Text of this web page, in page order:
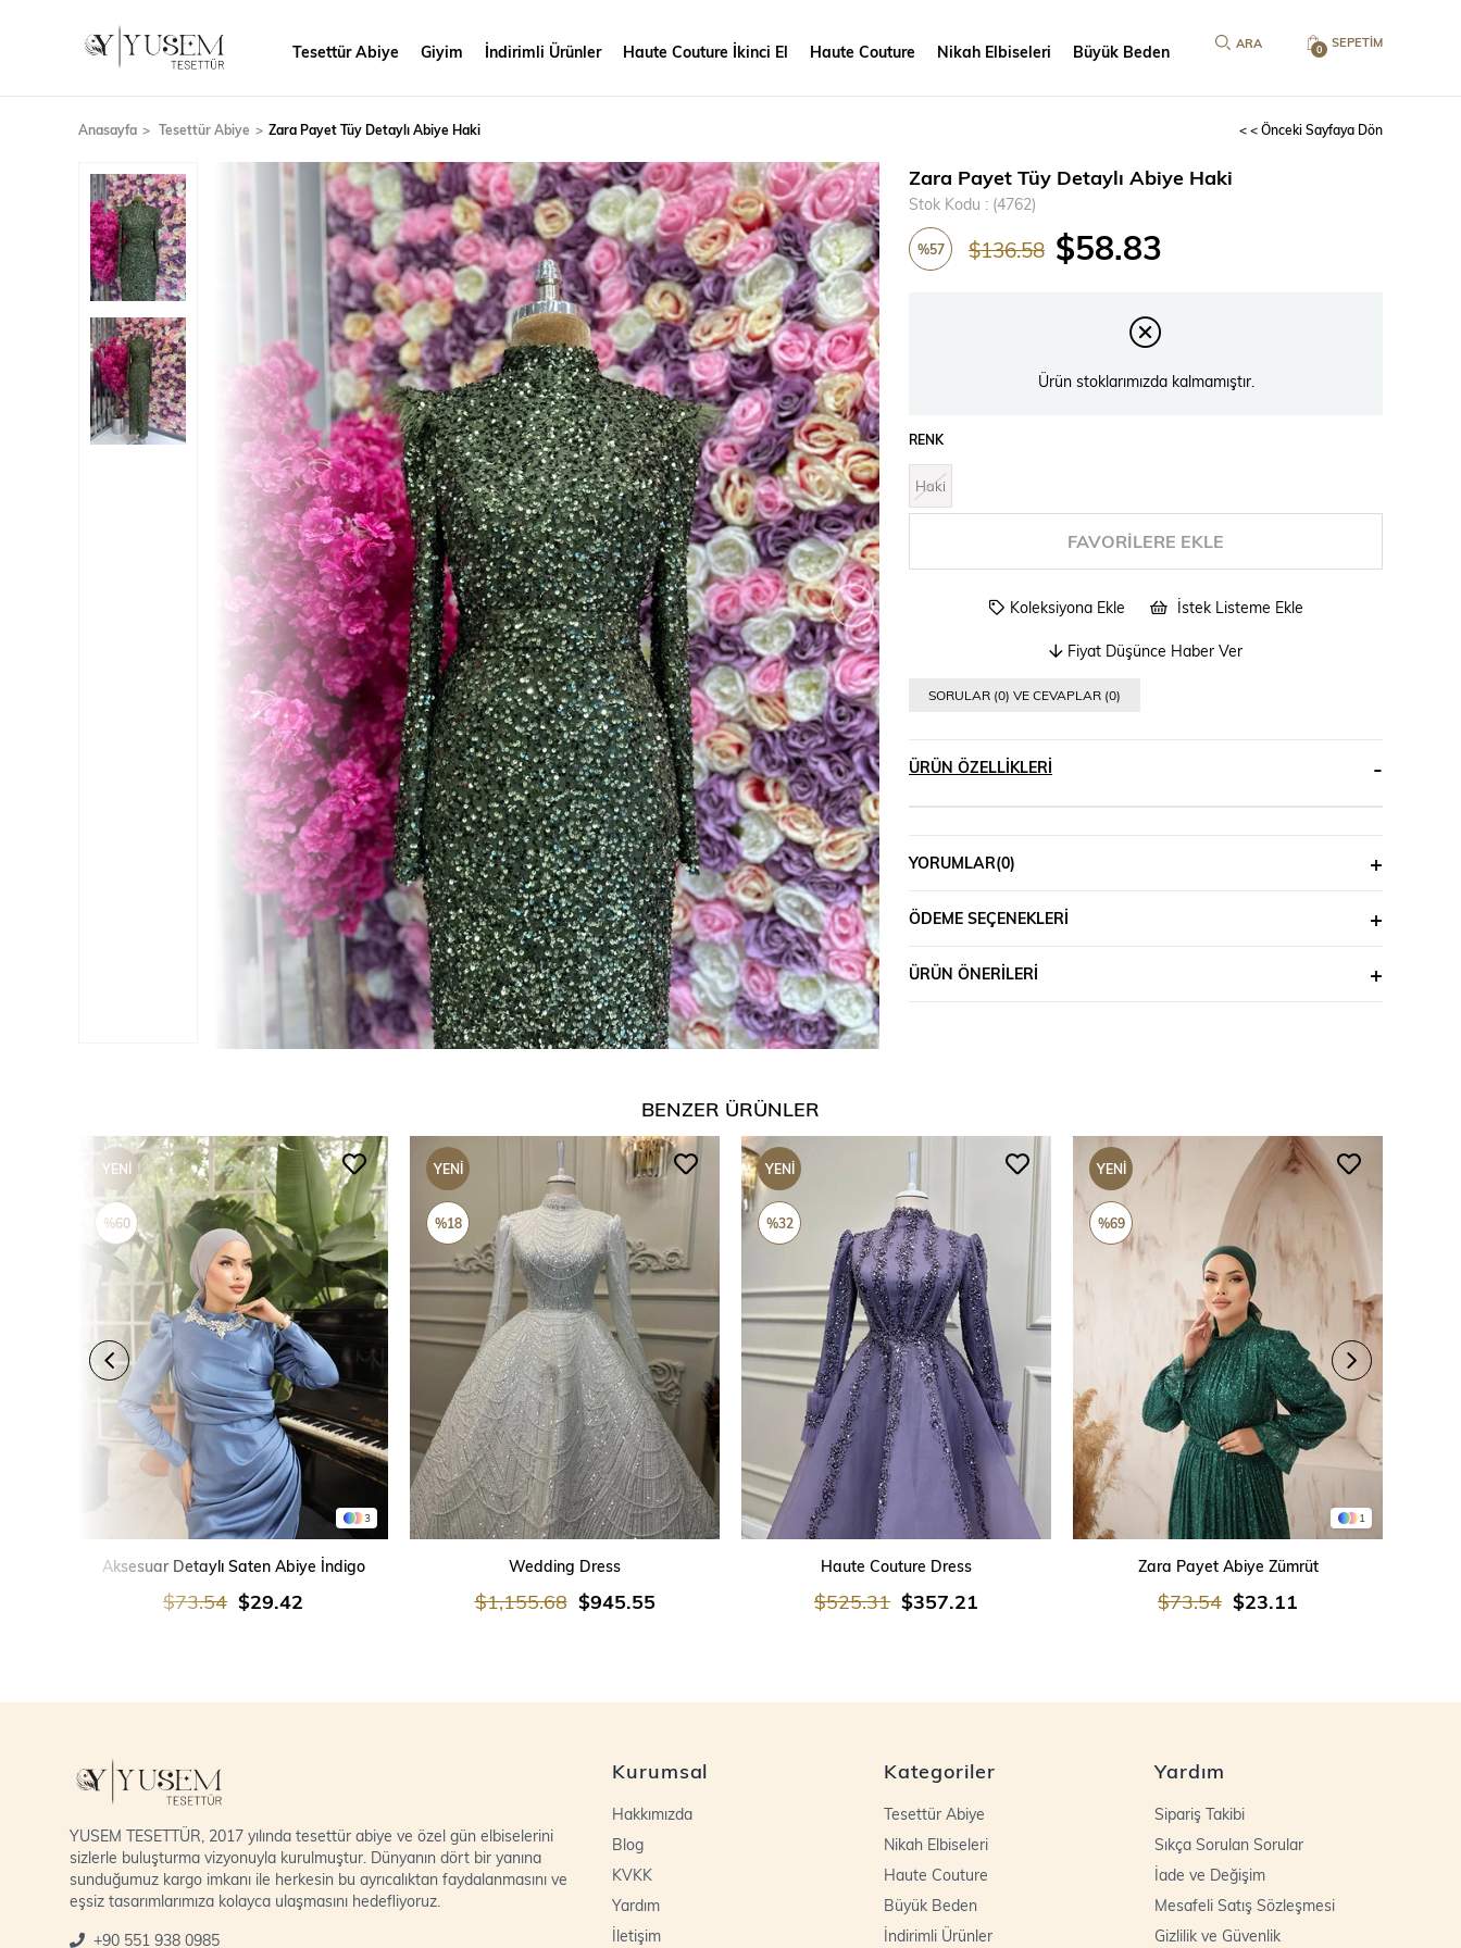
SEPETIM
0
Tesettür Abiye Giyim İndirimli Ürünler Haute Couture İkinci El Haute Couture Nikah Elbiseleri Büyük Beden
Anasayfa Tesettür Abiye Zara Payet Tüy Detaylı Abiye Haki < < Önceki Sayfaya Dön
›
Zara Payet Tüy Detaylı Abiye Haki
Stok Kodu (4762)
%57 $136.58 $58.83
Ürün stoklarımızda kalmamıştır.
RENK
Haki
FAVORILERE EKLE
Koleksiyona Ekle İstek Listeme Ekle
Fiyat Düşünce Haber Ver
SORULAR (0) VE CEVAPLAR (0)
ÜRÜN ÖZELLIKLERI
YORUMLAR(0)
ÖDEME SEÇENEKLERI
ÜRÜN ÖNERILERI
BENZER ÜRÜNLER
3
Aksesuar Detaylı Saten Abiye İndigo
$29.42
$73.54
YENI
ÜRÜN
%60
Wedding Dress
$945.55
$1,155.68
YENI
ÜRÜN
%18
Haute Couture Dress
$357.21
$525.31
YENI
ÜRÜN
%32
1
Zara Payet Abiye Zümrüt
$23.11
$73.54
YENI
ÜRÜN
%69
YUSEM TESETTÜR, 2017 yılında tesettür abiye ve özel gün elbiselerini
sizlerle buluşturma vizyonuyla kurulmuştur. Dünyanın dört bir yanına
sunduğumuz kargo imkanı ile herkesin bu ayrıcalıktan faydalanmasını ve
eşsiz tasarımlarımıza kolayca ulaşmasını hedefliyoruz.
+90 551 938 0985
Kurumsal
Hakkımızda
Blog
KVKK
Yardım
İletişim
Kategoriler
Tesettür Abiye
Nikah Elbiseleri
Haute Couture
Büyük Beden
İndirimli Ürünler
Yardım
Sipariş Takibi
Sıkça Sorulan Sorular
İade ve Değişim
Mesafeli Satış Sözleşmesi
Gizlilik ve Güvenlik